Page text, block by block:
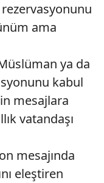
ama
ya da
kabul
mesajlara
vatandaşı
mesajında
eleştiren